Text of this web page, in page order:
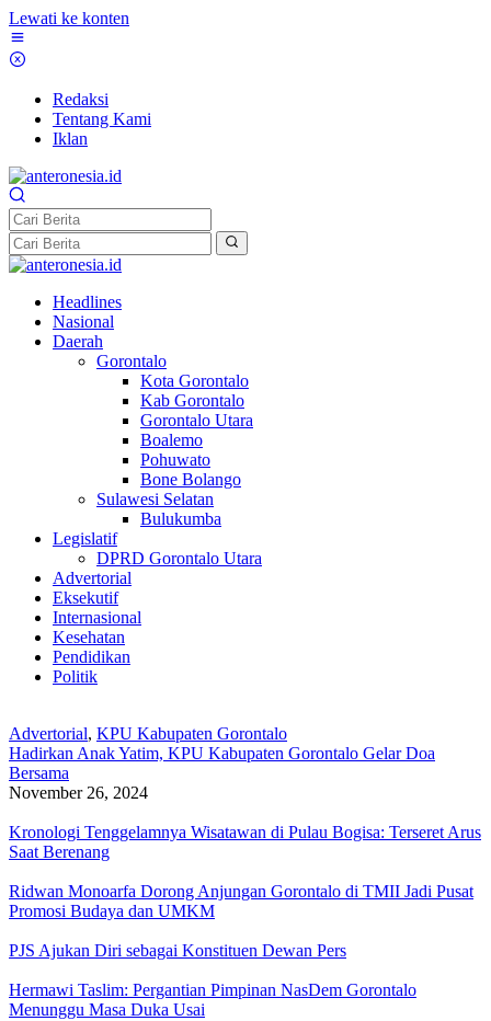
Lewati ke konten
Redaksi
Tentang Kami
Iklan
Headlines
Nasional
Daerah
Gorontalo
Kota Gorontalo
Kab Gorontalo
Gorontalo Utara
Boalemo
Pohuwato
Bone Bolango
Sulawesi Selatan
Bulukumba
Legislatif
DPRD Gorontalo Utara
Advertorial
Eksekutif
Internasional
Kesehatan
Pendidikan
Politik
Advertorial, KPU Kabupaten Gorontalo
Hadirkan Anak Yatim, KPU Kabupaten Gorontalo Gelar Doa
Bersama
November 26, 2024
Kronologi Tenggelamnya Wisatawan di Pulau Bogisa: Terseret Arus
Saat Berenang
Ridwan Monoarfa Dorong Anjungan Gorontalo di TMII Jadi Pusat
Promosi Budaya dan UMKM
PJS Ajukan Diri sebagai Konstituen Dewan Pers
Hermawi Taslim: Pergantian Pimpinan NasDem Gorontalo
Menunggu Masa Duka Usai